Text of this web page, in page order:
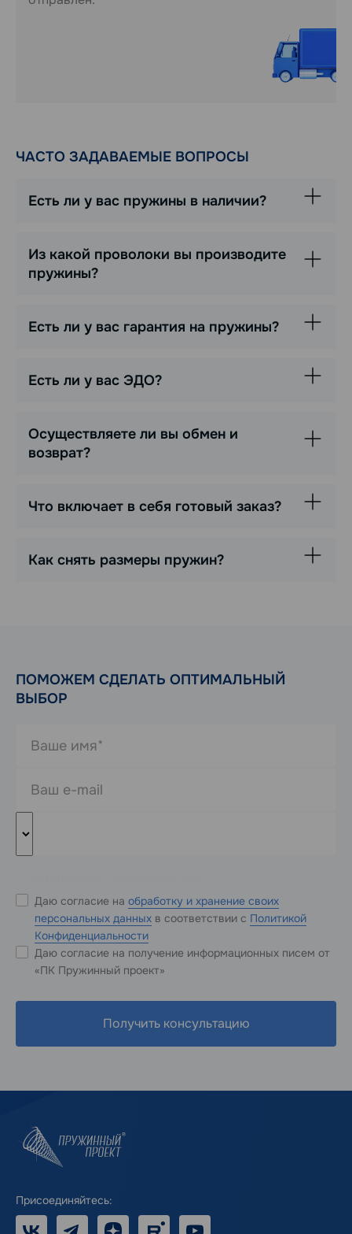
ЧАСТО ЗАДАВАЕМЫЕ ВОПРОСЫ
Есть ли у вас пружины в наличии?
Из какой проволоки вы производите
пружины?
Есть ли у вас гарантия на пружины?
Есть ли у вас ЭДО?
Осуществляете ли вы обмен и
возврат?
Что включает в себя готовый заказ?
Как снять размеры пружин?
ПОМОЖЕМ СДЕЛАТЬ ОПТИМАЛЬНЫЙ
ВЫБОР
Даю согласие на обработку и хранение своих
персональных данных в соответствии с Политикой
Конфиденциальности
Даю согласие на получение информационных писем от
«ПК Пружинный проект»
Получить консультацию
Присоединяйтесь:
Telegram Дзен RUTUBE